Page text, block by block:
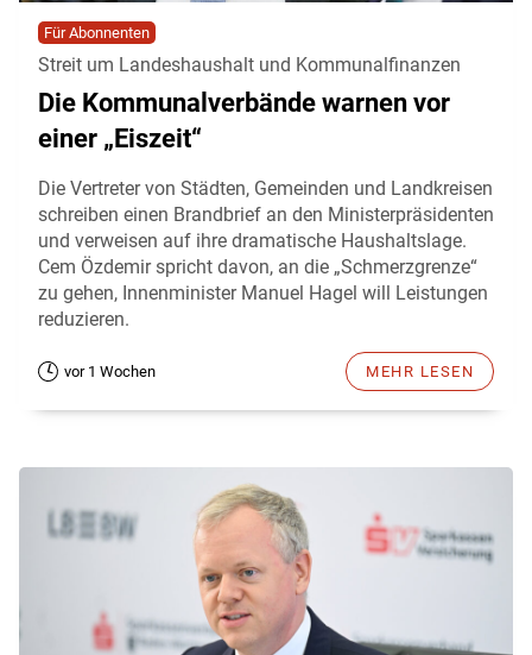
Für Abonnenten
Streit um Landeshaushalt und Kommunalfinanzen
Die Kommunalverbände warnen vor
einer „Eiszeit“
Die Vertreter von Städten, Gemeinden und Landkreisen
schreiben einen Brandbrief an den Ministerpräsidenten
und verweisen auf ihre dramatische Haushaltslage.
Cem Özdemir spricht davon, an die „Schmerzgrenze“
zu gehen, Innenminister Manuel Hagel will Leistungen
reduzieren.
vor 1 Wochen MEHR LESEN